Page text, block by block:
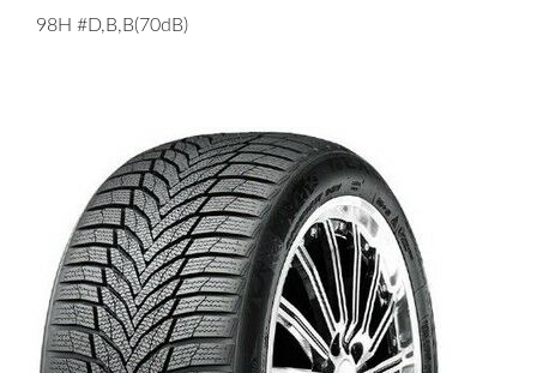
Dodávkové + malé úžitkové
Osobné/crossover + malé úžitkové
SUV/crossover + OFFRoad-ové
Dodávkové + malé úžitkové
Celoročné pneumatiky
98H #D,B,B(70dB)